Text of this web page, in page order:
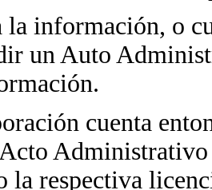
la información, o
un Auto
cuenta
Administrativo
la respectiva